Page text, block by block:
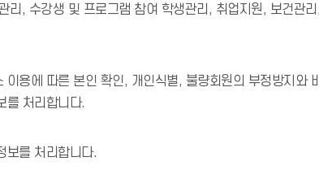
, 수강생 및 프로그램 참여 학생관리, 취업지원, 보건관
이용에 따른 본인 확인, 개인식별, 불량회원의 부정방지
를 처리합니다.
보를 처리합니다.